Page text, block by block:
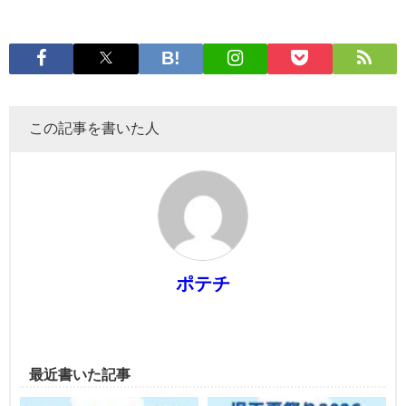
この記事を書いた人
ポテチ
最近書いた記事